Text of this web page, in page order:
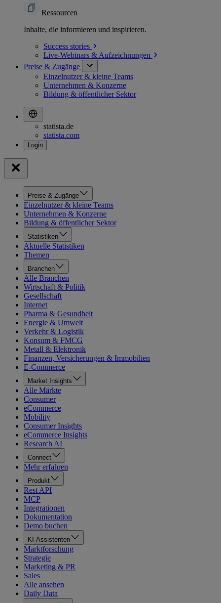
Ressourcen
Inhalte, die informieren und inspirieren.
Success stories
Live-Webinars & Aufzeichnungen
Preise & Zugänge
Einzelnutzer & kleine Teams
Unternehmen & Konzerne
Bildung & öffentlicher Sektor
statista.de
statista.com
Preise & Zugänge
Einzelnutzer & kleine Teams
Unternehmen & Konzerne
Bildung & öffentlicher Sektor
Statistiken
Aktuelle Statistiken
Themen
Branchen
Alle Branchen
Wirtschaft & Politik
Gesellschaft
Internet
Pharma & Gesundheit
Energie & Umwelt
Verkehr & Logistik
Konsum & FMCG
Metall & Elektronik
Finanzen, Versicherungen & Immobilien
E-Commerce
Market Insights
Alle Märkte
Consumer
eCommerce
Mobility
Consumer Insights
eCommerce Insights
Research AI
Connect
Mehr erfahren
Produkt
Rest API
MCP
Integrationen
Dokumentation
Demo buchen
KI-Assistenten
Marktforschung
Strategie
Marketing & PR
Sales
Alle ansehen
Daily Data